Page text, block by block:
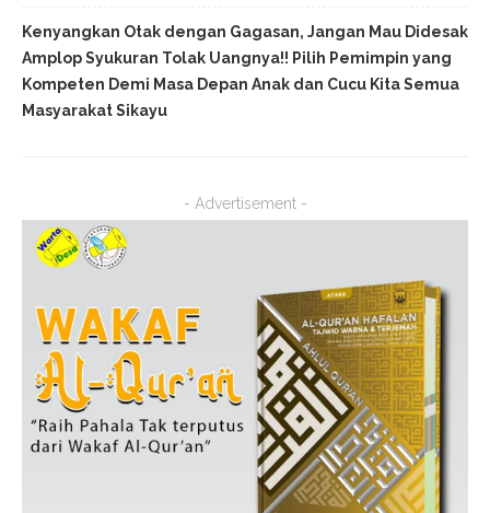
Kenyangkan Otak dengan Gagasan, Jangan Mau Didesak
Amplop Syukuran Tolak Uangnya!! Pilih Pemimpin yang
Kompeten Demi Masa Depan Anak dan Cucu Kita Semua
Masyarakat Sikayu
- Advertisement -